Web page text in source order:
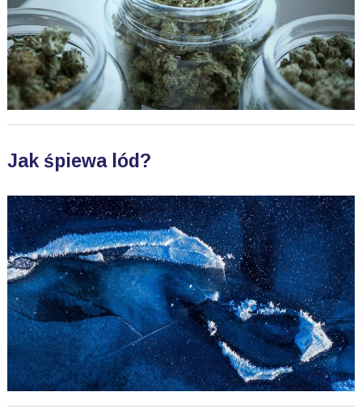
Jak śpiewa lód?